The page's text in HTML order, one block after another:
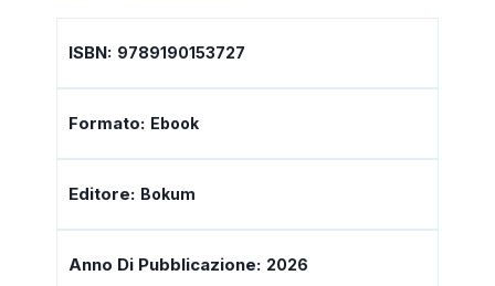
ISBN: 9789190153727
Formato: Ebook
Editore: Bokum
Anno Di Pubblicazione: 2026